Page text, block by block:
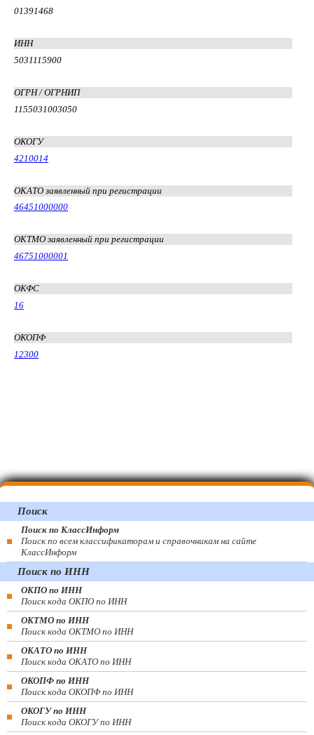
01391468
ИНН
5031115900
ОГРН / ОГРНИП
1155031003050
ОКОГУ
4210014
ОКАТО заявленный при регистрации
46451000000
ОКТМО заявленный при регистрации
46751000001
ОКФС
16
ОКОПФ
12300
Поиск
Поиск по КлассИнформ
Поиск по всем классификаторам и справочникам на сайте
КлассИнформ
Поиск по ИНН
ОКПО по ИНН
Поиск кода ОКПО по ИНН
ОКТМО по ИНН
Поиск кода ОКТМО по ИНН
ОКАТО по ИНН
Поиск кода ОКАТО по ИНН
ОКОПФ по ИНН
Поиск кода ОКОПФ по ИНН
ОКОГУ по ИНН
Поиск кода ОКОГУ по ИНН